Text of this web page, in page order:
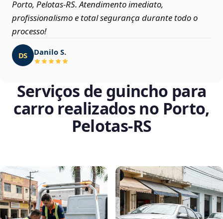
Porto, Pelotas‑RS. Atendimento imediato,
profissionalismo e total segurança durante todo o
processo!
DS Danilo S.
Serviços de guincho para
carro realizados no Porto,
Pelotas‑RS